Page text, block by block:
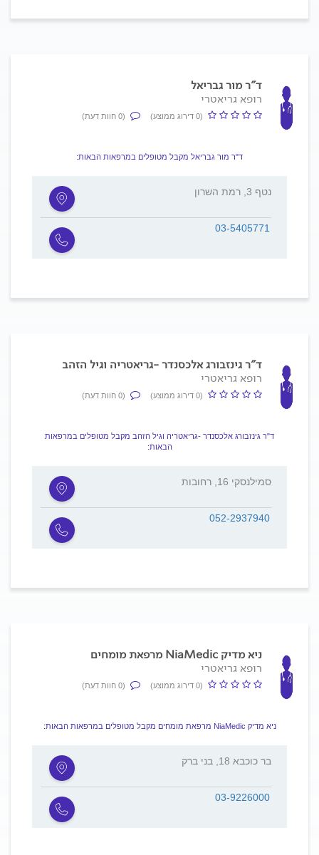
ד"ר מור גבריאל
רופא גריאטרי
(0 דירוג ממוצע) (0 חוות דעת)
ד"ר מור גבריאל מקבל מטופלים במרפאות הבאות:
נטף 3, רמת השרון
03-5405771
ד"ר גינזבורג אלכסנדר -גריאטריה וגיל הזהב
רופא גריאטרי
(0 דירוג ממוצע) (0 חוות דעת)
ד"ר גינזבורג אלכסנדר -גריאטריה וגיל הזהב מקבל מטופלים במרפאות
הבאות:
סמילנסקי 16, רחובות
052-2937940
ניא מדיק NiaMedic מרפאת מומחים
רופא גריאטרי
(0 דירוג ממוצע) (0 חוות דעת)
ניא מדיק NiaMedic מרפאת מומחים מקבל מטופלים במרפאות הבאות:
בר כוכבא 18, בני ברק
03-9226000